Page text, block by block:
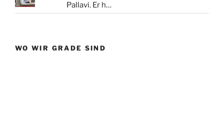
Pallavi. Er h…
WO WIR GRADE SIND